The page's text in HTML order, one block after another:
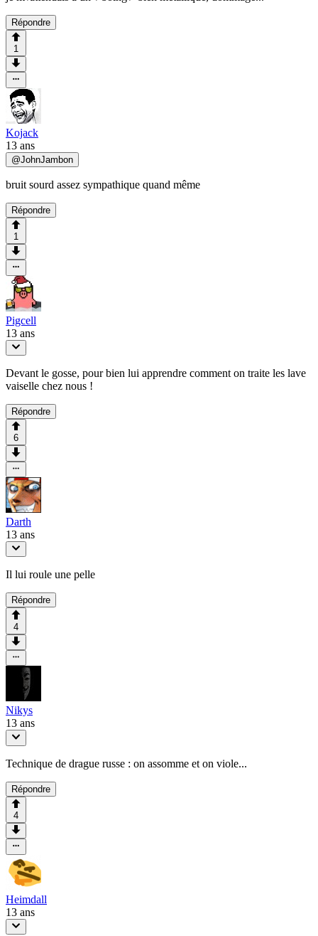
Répondre
1
Kojack
13 ans
@JohnJambon
bruit sourd assez sympathique quand même
Répondre
1
Pigcell
13 ans
Devant le gosse, pour bien lui apprendre comment on traite les lave
vaiselle chez nous !
Répondre
6
Darth
13 ans
Il lui roule une pelle
Répondre
4
Nikys
13 ans
Technique de drague russe : on assomme et on viole...
Répondre
4
Heimdall
13 ans